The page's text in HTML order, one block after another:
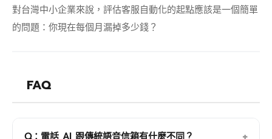
對台灣中小企業來說，評估客服自動化的起點應該是一個簡單
的問題：你現在每個月漏掉多少錢？
FAQ